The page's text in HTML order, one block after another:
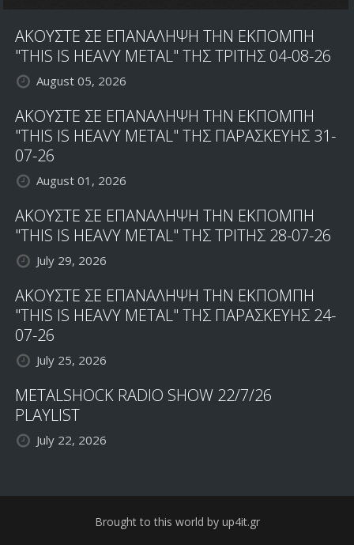
ΑΚΟΥΣΤΕ ΣΕ ΕΠΑΝΑΛΗΨΗ ΤΗΝ ΕΚΠΟΜΠΗ
"THIS IS HEAVY METAL" ΤΗΣ ΤΡΙΤΗΣ 04-08-26
August 05, 2026
ΑΚΟΥΣΤΕ ΣΕ ΕΠΑΝΑΛΗΨΗ ΤΗΝ ΕΚΠΟΜΠΗ
"THIS IS HEAVY METAL" ΤΗΣ ΠΑΡΑΣΚΕΥΗΣ 31-
07-26
August 01, 2026
ΑΚΟΥΣΤΕ ΣΕ ΕΠΑΝΑΛΗΨΗ ΤΗΝ ΕΚΠΟΜΠΗ
"THIS IS HEAVY METAL" ΤΗΣ ΤΡΙΤΗΣ 28-07-26
July 29, 2026
ΑΚΟΥΣΤΕ ΣΕ ΕΠΑΝΑΛΗΨΗ ΤΗΝ ΕΚΠΟΜΠΗ
"THIS IS HEAVY METAL" ΤΗΣ ΠΑΡΑΣΚΕΥΗΣ 24-
07-26
July 25, 2026
METALSHOCK RADIO SHOW 22/7/26
PLAYLIST
July 22, 2026
Brought to this world by up4it.gr